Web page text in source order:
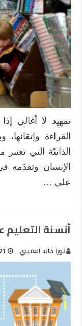
تمهيد لا أغالي
القراءة
الذاتيّة التي
الإنسان وتقدّمه
على …
أنسنة التعليم
نورا خالد العتيبي